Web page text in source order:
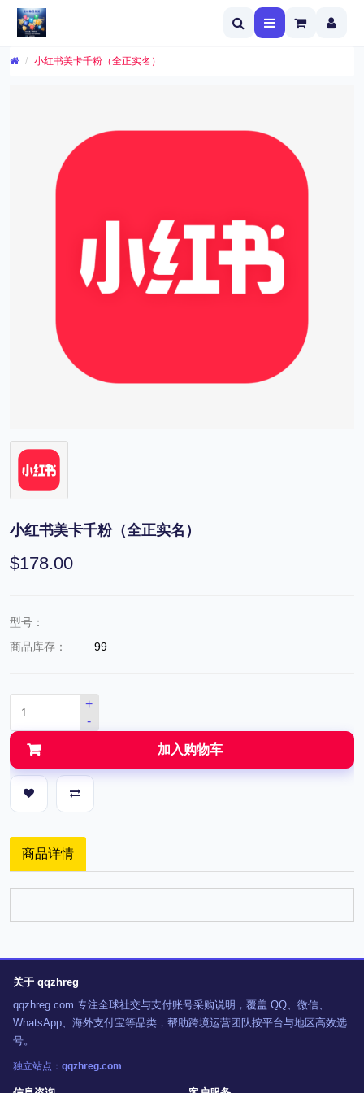
小红书美卡千粉（全正实名）
小红书美卡千粉（全正实名）
$178.00
型号：
商品库存：
99
-
+
加入购物车
商品详情
关于 qqzhreg
qqzhreg.com 专注全球社交与支付账号采购说明，覆盖 QQ、微信、
WhatsApp、海外支付宝等品类，帮助跨境运营团队按平台与地区高效选
号。
独立站点： qqzhreg.com